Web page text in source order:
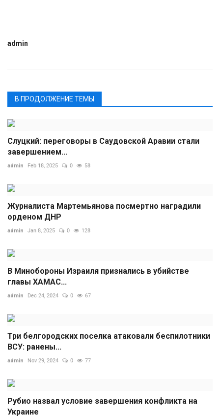
admin
В ПРОДОЛЖЕНИЕ ТЕМЫ
Слуцкий: переговоры в Саудовской Аравии стали
завершением...
admin Feb 18, 2025 0 58
Журналиста Мартемьянова посмертно наградили
орденом ДНР
admin Jan 8, 2025 0 128
В Минобороны Израиля признались в убийстве
главы ХАМАС...
admin Dec 24, 2024 0 67
Три белгородских поселка атаковали беспилотники
ВСУ: ранены...
admin Nov 29, 2024 0 77
Рубио назвал условие завершения конфликта на
Украине